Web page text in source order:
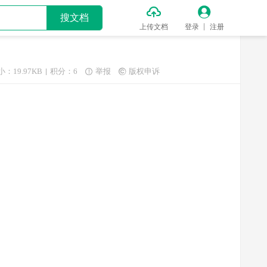
搜文档 
上传文档

登录 注册
：19.97KB 积分：6  举报  版权申诉